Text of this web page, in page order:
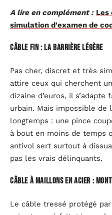
A lire en complément : Les
simulation d'examen de
Câble fin : la barrière légère
Pas cher, discret et très
attire ceux qui cherchent
dizaine d’euros, il
urbain. Mais impossible
longtemps : une pince
à bout en moins de temps
antivol sert surtout à
pas les vrais délinquants.
Câble à maillons en acier :
Le câble tressé protégé